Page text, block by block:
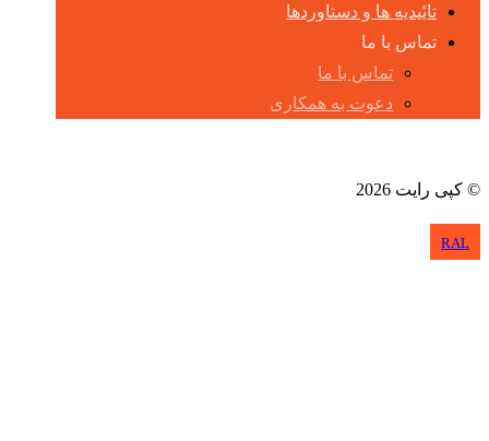
تایٔیدیه ها و دستاوردها
تماس با ما
تماس با ما
دعوت به همکاری
© کپی رایت 2026
RAL